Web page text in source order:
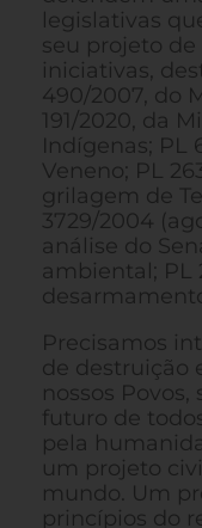
legislativas
seu projeto
iniciativas,
490/2007, do
191/2020, da
Indígenas; PL
Veneno; PL
grilagem de
3729/2004
análise do
ambiental; PL
Precisamos
de destruição
nossos
futuro de
pela
um projeto
mundo. Um
princípios do